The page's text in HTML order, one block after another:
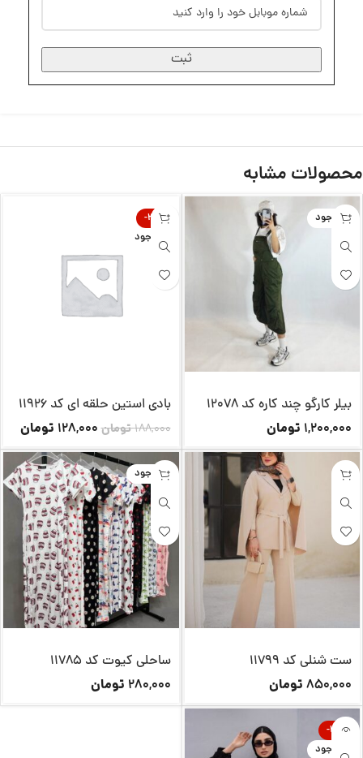
ثبت
محصولات مشابه
ناموجود
بیلر کارگو چند کاره کد 12078
1,200,000 تومان
-32%
ناموجود
بادی استین حلقه ای کد 11926
188,000تومان128,000 تومان
ست شنلی کد 11799
850,000 تومان
ناموجود
ساحلی کیوت کد 11785
280,000 تومان
-26%
ناموجود